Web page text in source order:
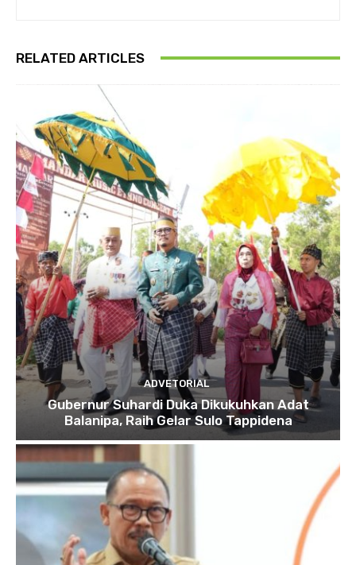
RELATED ARTICLES
ADVETORIAL
Gubernur Suhardi Duka Dikukuhkan Adat
Balanipa, Raih Gelar Sulo Tappidena